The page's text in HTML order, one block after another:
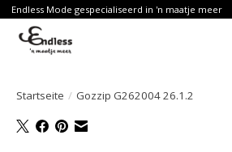
Endless Mode gespecialiseerd in 'n maatje meer
Startseite / Gozzip G262004 26.1.2